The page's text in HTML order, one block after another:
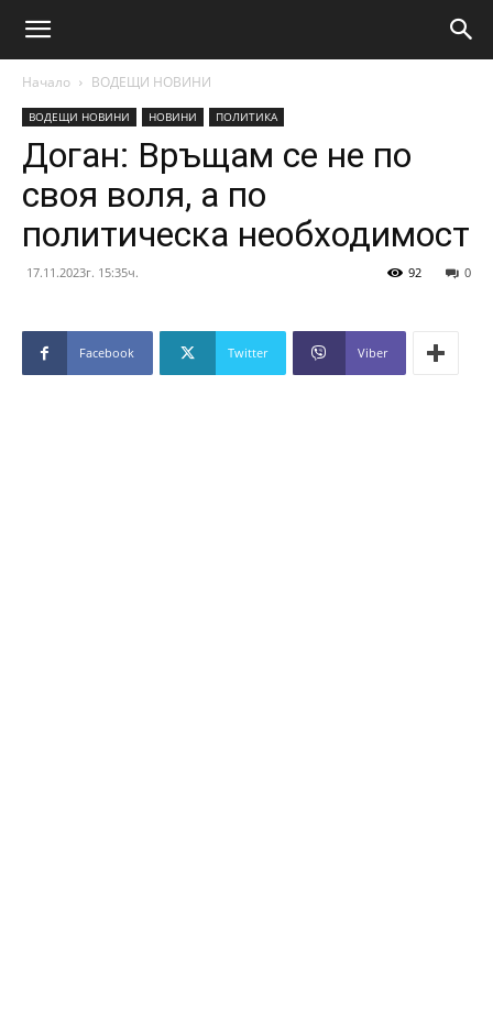
Начало ВОДЕЩИ НОВИНИ
ВОДЕЩИ НОВИНИ НОВИНИ ПОЛИТИКА
Доган: Връщам се не по
своя воля, а по
политическа необходимост
17.11.2023г. 15:35ч. 0
92
Facebook Twitter Viber